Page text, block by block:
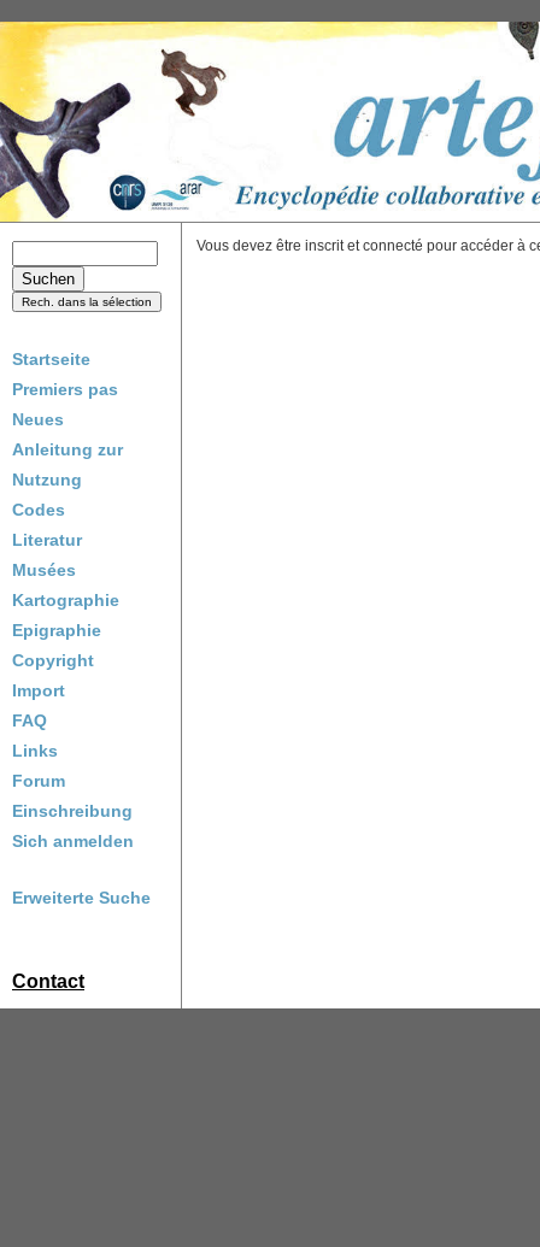
Startseite
Premiers pas
Neues
Anleitung zur
Nutzung
Codes
Literatur
Musées
Kartographie
Epigraphie
Copyright
Import
FAQ
Links
Forum
Einschreibung
Sich anmelden
Erweiterte Suche
Contact
Vous devez être inscrit et connecté pour accéder à